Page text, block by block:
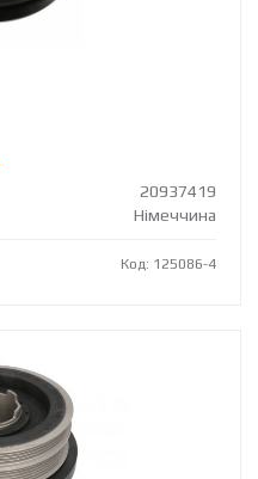
20937419
Німеччина
Код: 125086-4